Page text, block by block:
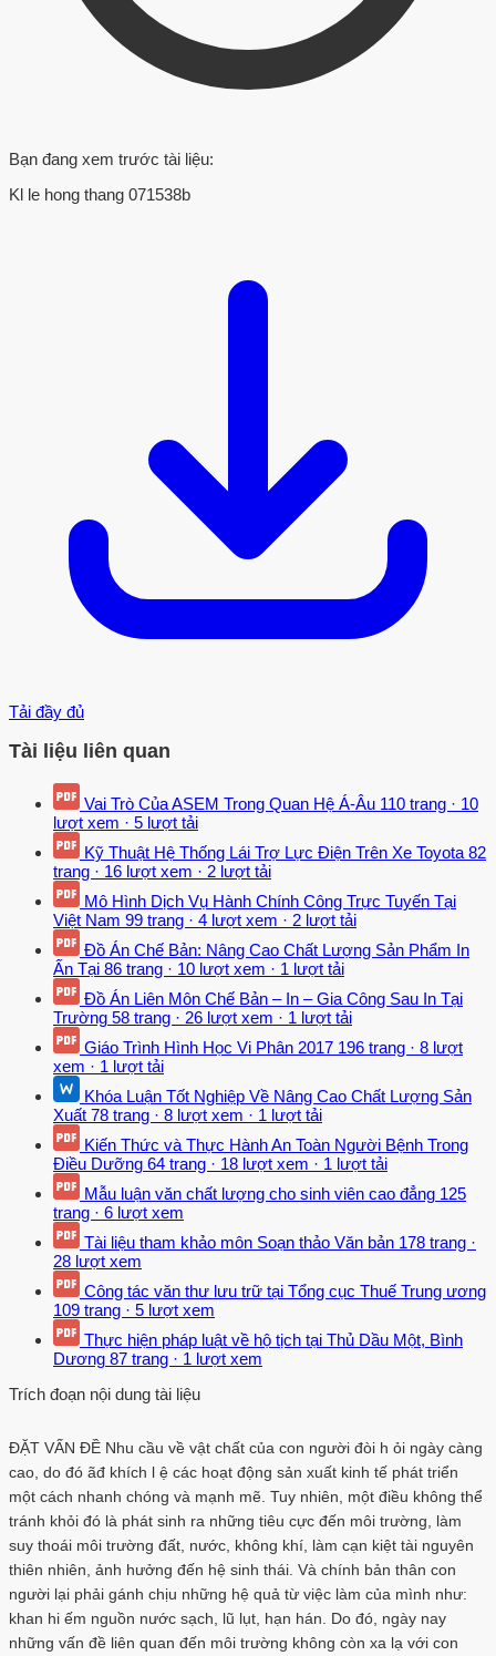
Bạn đang xem trước tài liệu:
Kl le hong thang 071538b
Tải đầy đủ
Tài liệu liên quan
Vai Trò Của ASEM Trong Quan Hệ Á-Âu 110 trang · 10
lượt xem · 5 lượt tải
Kỹ Thuật Hệ Thống Lái Trợ Lực Điện Trên Xe Toyota 82
trang · 16 lượt xem · 2 lượt tải
Mô Hình Dịch Vụ Hành Chính Công Trực Tuyến Tại
Việt Nam 99 trang · 4 lượt xem · 2 lượt tải
Đồ Án Chế Bản: Nâng Cao Chất Lượng Sản Phẩm In
Ấn Tại 86 trang · 10 lượt xem · 1 lượt tải
Đồ Án Liên Môn Chế Bản – In – Gia Công Sau In Tại
Trường 58 trang · 26 lượt xem · 1 lượt tải
Giáo Trình Hình Học Vi Phân 2017 196 trang · 8 lượt
xem · 1 lượt tải
Khóa Luận Tốt Nghiệp Về Nâng Cao Chất Lượng Sản
Xuất 78 trang · 8 lượt xem · 1 lượt tải
Kiến Thức và Thực Hành An Toàn Người Bệnh Trong
Điều Dưỡng 64 trang · 18 lượt xem · 1 lượt tải
Mẫu luận văn chất lượng cho sinh viên cao đẳng 125
trang · 6 lượt xem
Tài liệu tham khảo môn Soạn thảo Văn bản 178 trang ·
28 lượt xem
Công tác văn thư lưu trữ tại Tổng cục Thuế Trung ương
109 trang · 5 lượt xem
Thực hiện pháp luật về hộ tịch tại Thủ Dầu Một, Bình
Dương 87 trang · 1 lượt xem
Trích đoạn nội dung tài liệu
ĐẶT VẤN ĐỀ Nhu cầu về vật chất của con người đòi h ỏi ngày càng
cao, do đó ãđ khích l ệ các hoạt động sản xuất kinh tế phát triển
một cách nhanh chóng và mạnh mẽ. Tuy nhiên, một điều không thể
tránh khỏi đó là phát sinh ra những tiêu cực đến môi trường, làm
suy thoái môi trường đất, nước, không khí, làm cạn kiệt tài nguyên
thiên nhiên, ảnh hưởng đến hệ sinh thái. Và chính bản thân con
người lại phải gánh chịu những hệ quả từ việc làm của mình như:
khan hi ếm nguồn nước sạch, lũ lụt, hạn hán. Do đó, ngày nay
những vấn đề liên quan đến môi trường không còn xa lạ với con